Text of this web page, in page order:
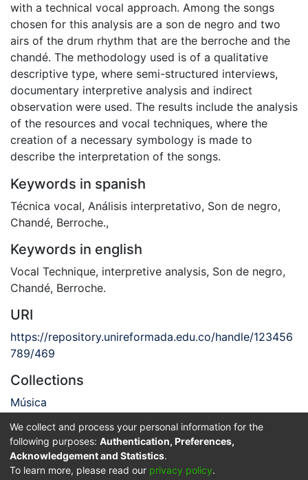
with a technical vocal approach. Among the songs
chosen for this analysis are a son de negro and two
airs of the drum rhythm that are the berroche and the
chandé. The methodology used is of a qualitative
descriptive type, where semi-structured interviews,
documentary interpretive analysis and indirect
observation were used. The results include the analysis
of the resources and vocal techniques, where the
creation of a necessary symbology is made to
describe the interpretation of the songs.
Keywords in spanish
Técnica vocal, Análisis interpretativo, Son de negro,
Chandé, Berroche.,
Keywords in english
Vocal Technique, interpretive analysis, Son de negro,
Chandé, Berroche.
URI
https://repository.unireformada.edu.co/handle/123456
789/469
Collections
Música
Full item page
Privacy policy End User Agreement Send Feedback
We collect and process your personal information for the
following purposes: Authentication, Preferences,
Acknowledgement and Statistics.
To learn more, please read our privacy policy.